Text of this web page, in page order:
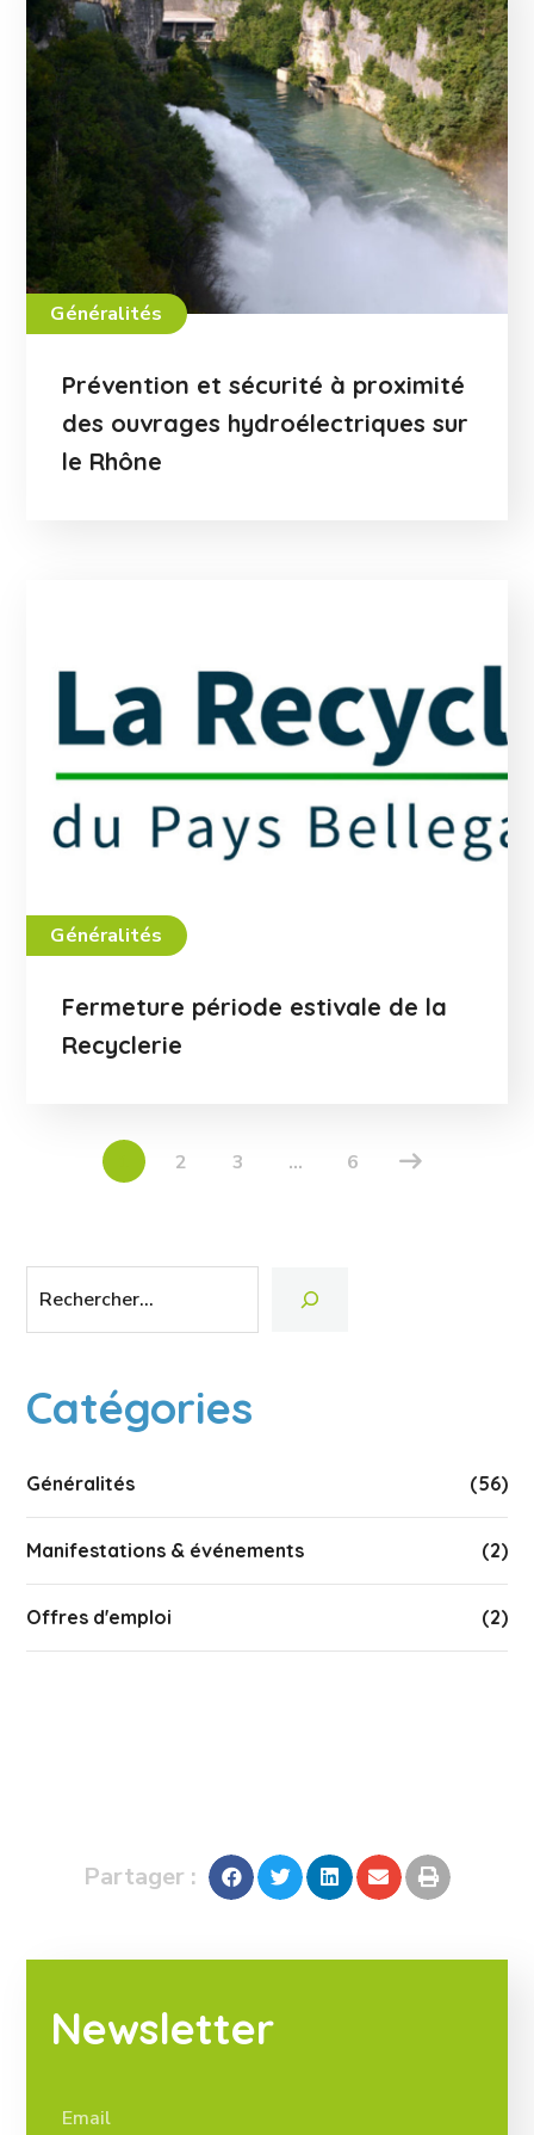
Généralités
Prévention et sécurité à proximité
des ouvrages hydroélectriques sur
le Rhône
Généralités
Fermeture période estivale de la
Recyclerie
2 3 … 6
Catégories
Généralités (56)
Manifestations & événements (2)
Offres d'emploi (2)
Partager :
Newsletter